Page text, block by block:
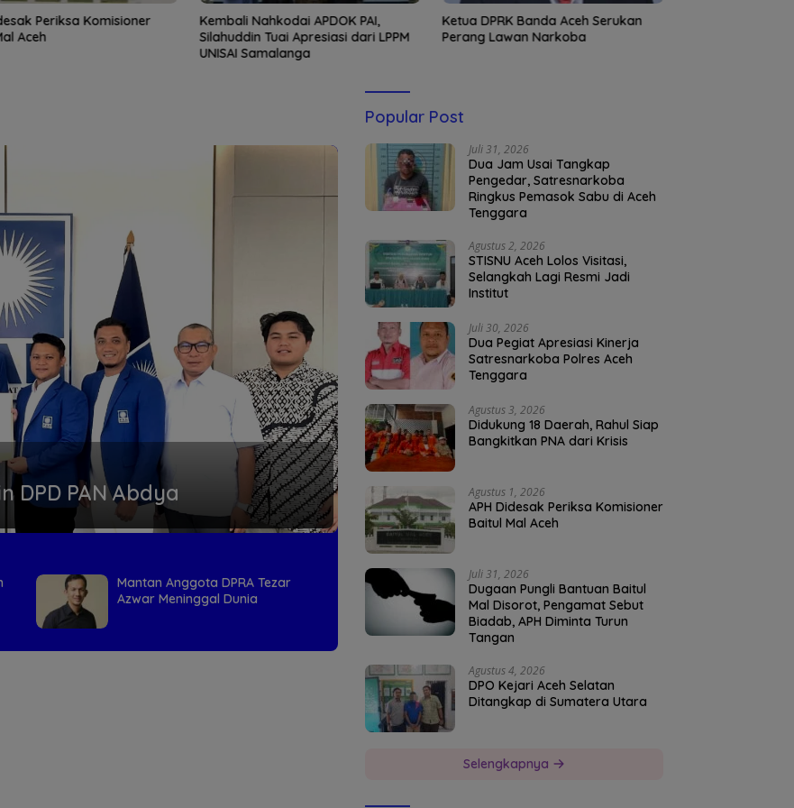
Periksa Komisioner
Aceh
Kembali Nahkodai APDOK PAI,
Silahuddin Tuai Apresiasi dari LPPM
UNISAI Samalanga
Ketua DPRK Banda Aceh Serukan
Perang Lawan Narkoba
DPD PAN Abdya
Mantan Anggota DPRA Tezar
Azwar Meninggal Dunia
Popular Post
Juli 31, 2026
Dua Jam Usai Tangkap
Pengedar, Satresnarkoba
Ringkus Pemasok Sabu di Aceh
Tenggara
Agustus 2, 2026
STISNU Aceh Lolos Visitasi,
Selangkah Lagi Resmi Jadi
Institut
Juli 30, 2026
Dua Pegiat Apresiasi Kinerja
Satresnarkoba Polres Aceh
Tenggara
Agustus 3, 2026
Didukung 18 Daerah, Rahul Siap
Bangkitkan PNA dari Krisis
Agustus 1, 2026
APH Didesak Periksa Komisioner
Baitul Mal Aceh
Juli 31, 2026
Dugaan Pungli Bantuan Baitul
Mal Disorot, Pengamat Sebut
Biadab, APH Diminta Turun
Tangan
Agustus 4, 2026
DPO Kejari Aceh Selatan
Ditangkap di Sumatera Utara
Selengkapnya